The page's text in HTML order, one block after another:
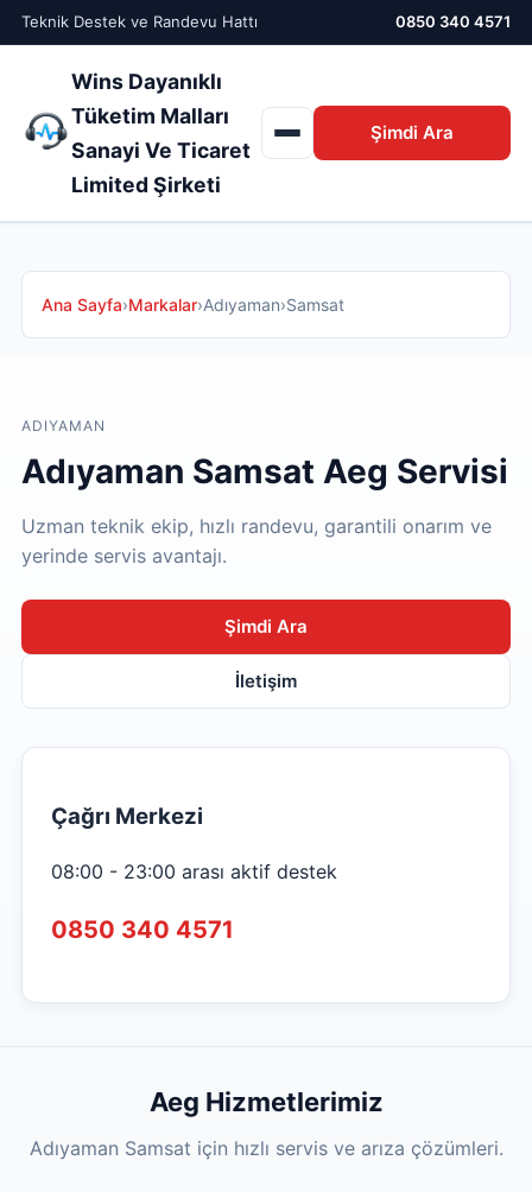
Teknik Destek ve Randevu Hattı 0850 340 4571
Wins Dayanıklı
Tüketim Malları
Sanayi Ve Ticaret
Limited Şirketi
Şimdi Ara
Ana Sayfa›Markalar›Adıyaman›Samsat
ADIYAMAN
Adıyaman Samsat Aeg Servisi
Uzman teknik ekip, hızlı randevu, garantili onarım ve
yerinde servis avantajı.
Şimdi Ara
İletişim
Çağrı Merkezi
08:00 - 23:00 arası aktif destek
0850 340 4571
Aeg Hizmetlerimiz
Adıyaman Samsat için hızlı servis ve arıza çözümleri.